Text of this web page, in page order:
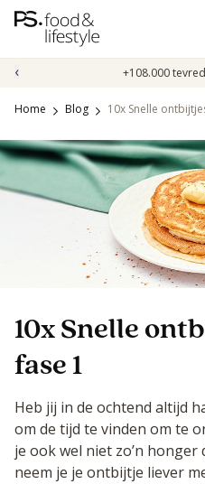
Naar
inhoud
‹ +108.000
Home Blog 10x Snelle
10x Snelle
fase 1
Heb jij in de ochtend altijd
om de tijd te vinden om te
je ook wel niet zo’n
neem je je ontbijtje liever